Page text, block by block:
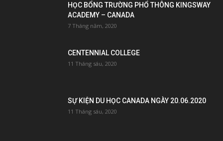
HỌC BỔNG TRƯỜNG PHỔ THÔNG KINGSWAY
ACADEMY – CANADA
7 Tháng năm, 2020
CENTENNIAL COLLEGE
11 Tháng sáu, 2020
SỰ KIỆN DU HỌC CANADA NGÀY 20.06.2020
11 Tháng sáu, 2020